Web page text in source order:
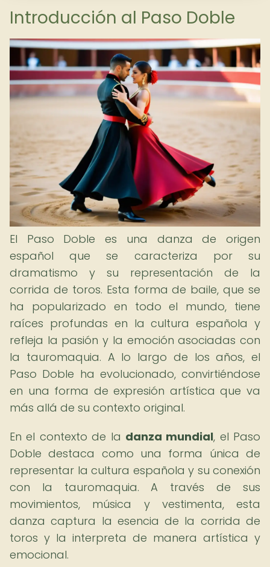
Introducción al Paso Doble
El Paso Doble es una danza de origen
español que se caracteriza por su
dramatismo y su representación de la
corrida de toros. Esta forma de baile, que se
ha popularizado en todo el mundo, tiene
raíces profundas en la cultura española y
refleja la pasión y la emoción asociadas con
la tauromaquia. A lo largo de los años, el
Paso Doble ha evolucionado, convirtiéndose
en una forma de expresión artística que va
más allá de su contexto original.
En el contexto de la danza mundial, el Paso
Doble destaca como una forma única de
representar la cultura española y su conexión
con la tauromaquia. A través de sus
movimientos, música y vestimenta, esta
danza captura la esencia de la corrida de
toros y la interpreta de manera artística y
emocional.